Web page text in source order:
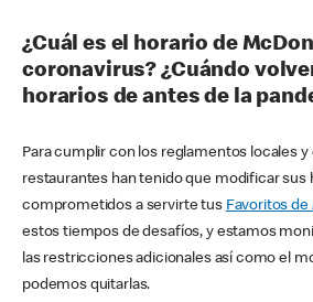
¿Cuál es el horario de
coronavirus? ¿Cuándo
horarios de antes de la
Para cumplir con los reglamentos locales y
restaurantes han tenido que modificar sus
comprometidos a servirte tus Favoritos de
estos tiempos de desafíos, y estamos
las restricciones adicionales así como el
podemos quitarlas.